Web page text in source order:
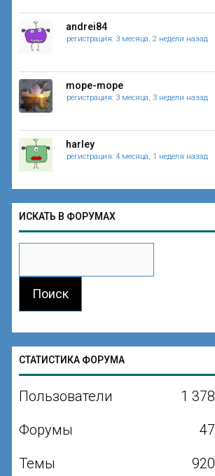
andrei84
регистрация: 3 месяца, 2 недели назад
mope-mope
регистрация: 3 месяца, 3 недели назад
harley
регистрация: 4 месяца, 1 неделя назад
ИСКАТЬ В ФОРУМАХ
СТАТИСТИКА ФОРУМА
Пользователи
1 378
Форумы
47
Темы
920